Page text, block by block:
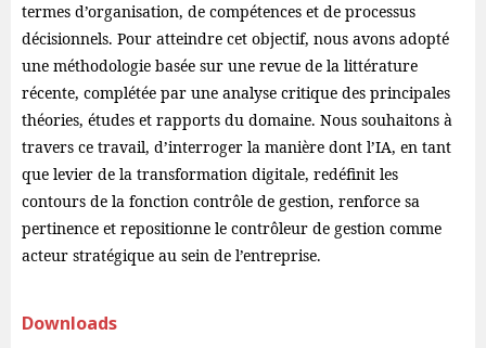
termes d’organisation, de compétences et de processus
décisionnels. Pour atteindre cet objectif, nous avons adopté
une méthodologie basée sur une revue de la littérature
récente, complétée par une analyse critique des principales
théories, études et rapports du domaine. Nous souhaitons à
travers ce travail, d’interroger la manière dont l’IA, en tant
que levier de la transformation digitale, redéfinit les
contours de la fonction contrôle de gestion, renforce sa
pertinence et repositionne le contrôleur de gestion comme
acteur stratégique au sein de l’entreprise.
Downloads